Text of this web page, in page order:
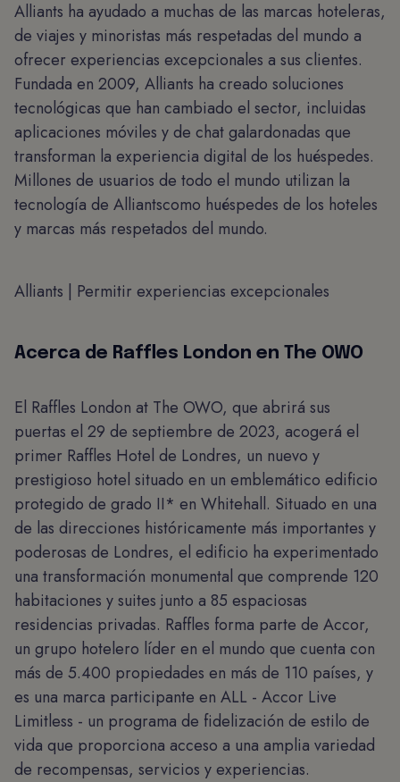
Alliants ha ayudado a muchas de las marcas hoteleras,
de viajes y minoristas más respetadas del mundo a
ofrecer experiencias excepcionales a sus clientes.
Fundada en 2009, Alliants ha creado soluciones
tecnológicas que han cambiado el sector, incluidas
aplicaciones móviles y de chat galardonadas que
transforman la experiencia digital de los huéspedes.
Millones de usuarios de todo el mundo utilizan la
tecnología de Alliantscomo huéspedes de los hoteles
y marcas más respetados del mundo.
Alliants | Permitir experiencias excepcionales
Acerca de Raffles London en The OWO
El Raffles London at The OWO, que abrirá sus
puertas el 29 de septiembre de 2023, acogerá el
primer Raffles Hotel de Londres, un nuevo y
prestigioso hotel situado en un emblemático edificio
protegido de grado II* en Whitehall. Situado en una
de las direcciones históricamente más importantes y
poderosas de Londres, el edificio ha experimentado
una transformación monumental que comprende 120
habitaciones y suites junto a 85 espaciosas
residencias privadas. Raffles forma parte de Accor,
un grupo hotelero líder en el mundo que cuenta con
más de 5.400 propiedades en más de 110 países, y
es una marca participante en ALL - Accor Live
Limitless - un programa de fidelización de estilo de
vida que proporciona acceso a una amplia variedad
de recompensas, servicios y experiencias.